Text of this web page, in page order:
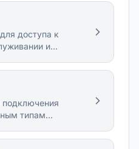
доступа к
и
подключения
типам